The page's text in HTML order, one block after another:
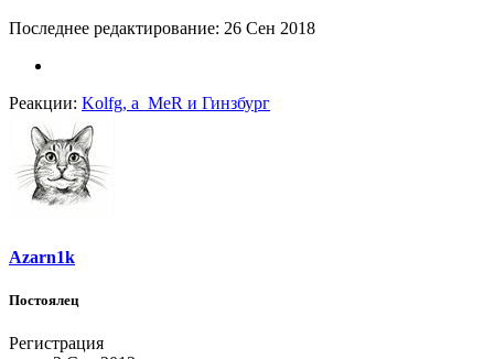
Последнее редактирование: 26 Сен 2018
Реакции: Kolfg, a_MeR и Гинзбург
Azarn1k
Постоялец
Регистрация